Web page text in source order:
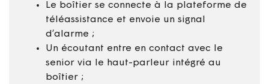
Le boîtier se connecte à la plateforme de
téléassistance et envoie un signal
d’alarme ;
Un écoutant entre en contact avec le
senior via le haut-parleur intégré au
boîtier ;